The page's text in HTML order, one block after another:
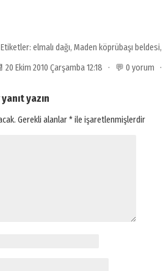
Etiketler: elmalı dağı, Maden köprübaşı beldesi,
20 Ekim 2010 Çarşamba 12:18 · 💬 0 yorum ·
yazın
Gerekli alanlar*ile işaretlenmişlerdir